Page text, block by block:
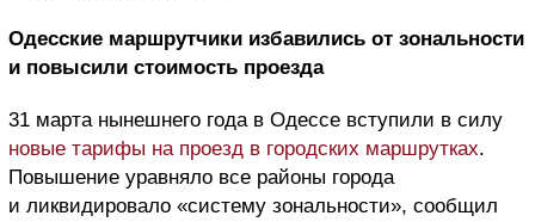
Одесские маршрутчики избавились от зональности
и повысили стоимость проезда
31 марта нынешнего года в Одессе вступили в силу
новые тарифы на проезд в городских маршрутках.
Повышение уравняло все районы города
и ликвидировало «систему зональности», сообщил